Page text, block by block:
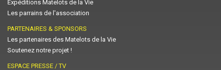
Expéditions Matelots de la Vie
Les parrains de l'association
PARTENAIRES & SPONSORS
Les partenaires des Matelots de la Vie
Soutenez notre projet !
ESPACE PRESSE / TV